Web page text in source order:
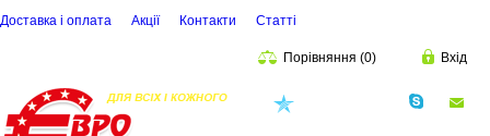
Доставка і оплата Акції Контакти Статті
Порівняння (0) Вхід